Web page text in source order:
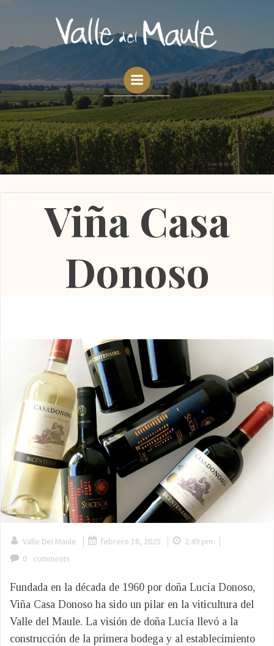
al
contenido
____________
Viña Casa
Donoso
Valle Del Maule febrero 18, 2025 2:49 pm
0 comments
Fundada en la década de 1960 por doña Lucía Donoso,
Viña Casa Donoso ha sido un pilar en la viticultura del
Valle del Maule. La visión de doña Lucía llevó a la
construcción de la primera bodega y al establecimiento